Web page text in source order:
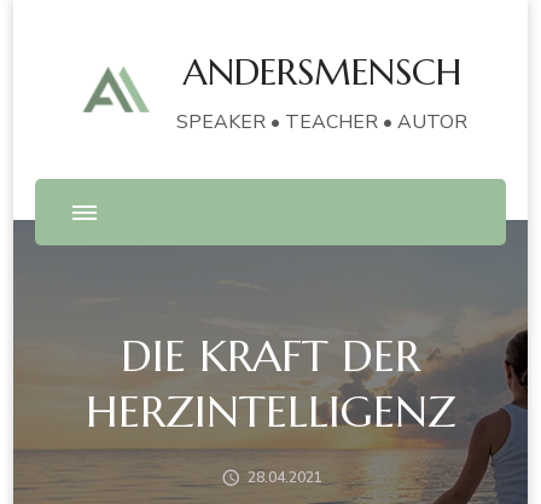
ANDERSMENSCH
SPEAKER • TEACHER • AUTOR
DIE KRAFT DER
HERZINTELLIGENZ
28.04.2021